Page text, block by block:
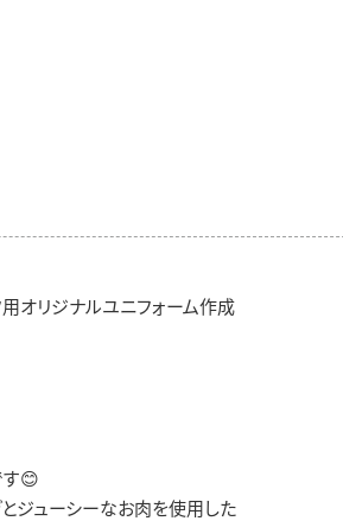
オリジナルユニフォーム作成
😊
ジューシーなお肉を使用した